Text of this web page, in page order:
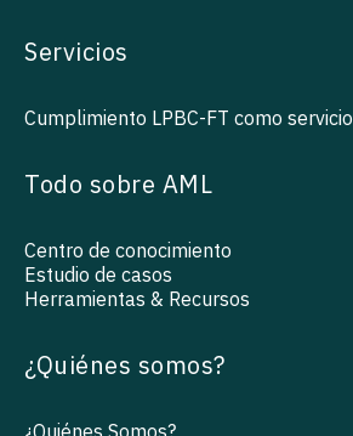
Servicios
Cumplimiento LPBC-FT como servicio
Todo sobre AML
Centro de conocimiento
Estudio de casos
Herramientas & Recursos
¿Quiénes somos?